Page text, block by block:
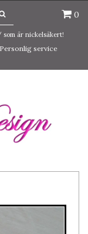
0
är nickelsäkert!
Personlig service